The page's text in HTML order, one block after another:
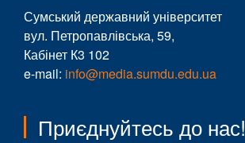
Сумський державний університет
вул. Петропавлівська, 59,
Кабінет К3 102
e-mail: info@media.sumdu.edu.ua
Приєднуйтесь до нас!